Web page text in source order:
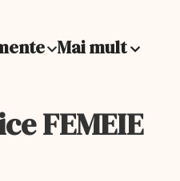
Mai mult
FEMEIE